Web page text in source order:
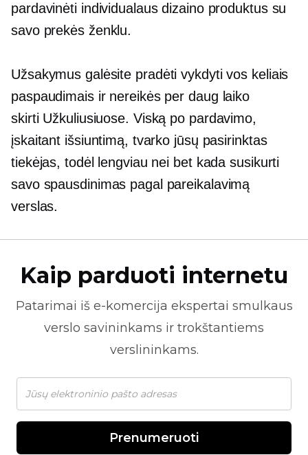
pardavinėti individualaus dizaino produktus su
savo prekės ženklu.
Užsakymus galėsite pradėti vykdyti vos keliais
paspaudimais ir nereikės per daug laiko
skirti Užkuliusiuose. Viską po pardavimo,
įskaitant išsiuntimą, tvarko jūsų pasirinktas
tiekėjas, todėl lengviau nei bet kada susikurti
savo spausdinimas pagal pareikalavimą
verslas.
Kaip parduoti internetu
Patarimai iš e-komercija ekspertai smulkaus
verslo savininkams ir trokštantiems
verslininkams.
Prenumeruoti